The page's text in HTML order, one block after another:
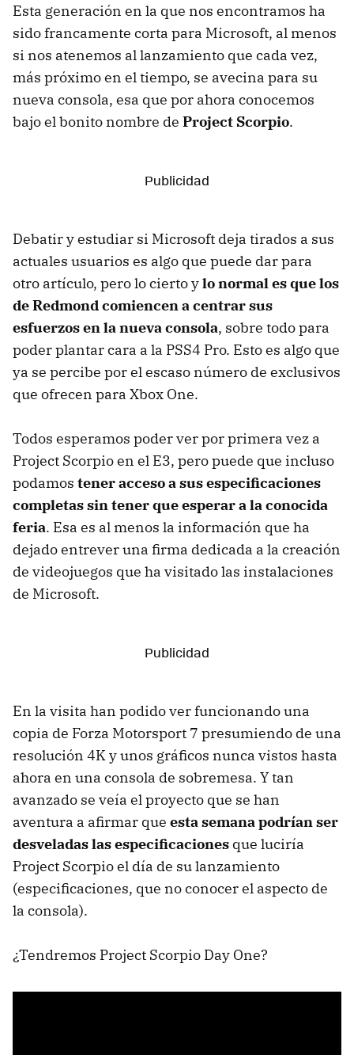
Esta generación en la que nos encontramos ha
sido francamente corta para Microsoft, al menos
si nos atenemos al lanzamiento que cada vez,
más próximo en el tiempo, se avecina para su
nueva consola, esa que por ahora conocemos
bajo el bonito nombre de Project Scorpio.
Debatir y estudiar si Microsoft deja tirados a sus
actuales usuarios es algo que puede dar para
otro artículo, pero lo cierto ylo normal es que los
de Redmond comiencen a centrar sus
esfuerzos en la nueva consola, sobre todo para
poder plantar cara a la PSS4 Pro. Esto es algo que
ya se percibe por el escaso número de exclusivos
que ofrecen para Xbox One.
Todos esperamos poder ver por primera vez a
Project Scorpio en el E3, pero puede que incluso
podamos tener acceso a sus especificaciones
completas sin tener que esperar a la conocida
feria. Esa es al menos la información que ha
dejado entrever una firma dedicada a la creación
de videojuegos que ha visitado las instalaciones
de Microsoft.
En la visita han podido ver funcionando una
copia de Forza Motorsport 7 presumiendo de una
resolución 4K y unos gráficos nunca vistos hasta
ahora en una consola de sobremesa. Y tan
avanzado se veía el proyecto que se han
aventura a afirmar que esta semana podrían ser
desveladas las especificaciones que luciría
Project Scorpio el día de su lanzamiento
(especificaciones, que no conocer el aspecto de
la consola).
¿Tendremos Project Scorpio Day One?